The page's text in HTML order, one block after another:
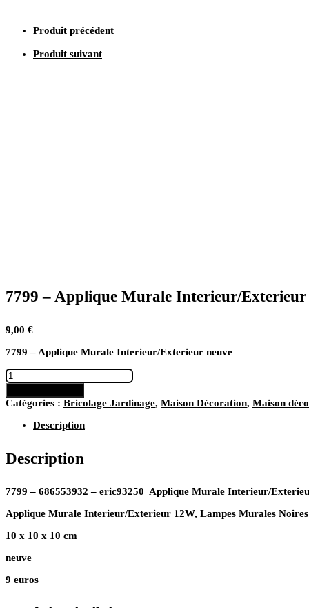
Produit précédent
Produit suivant
7799 – Applique Murale Interieur/Exterieur
9,00 €
7799 – Applique Murale Interieur/Exterieur neuve
quantité
de
7799
–
Applique
Murale
neuve
Catégories : Bricolage Jardinage, Maison Décoration, Maison
Description
Description
7799 – 686553932 – eric93250 Applique Murale Interieur/
Applique Murale Interieur/Exterieur 12W, Lampes Murales
10 x 10 x 10 cm
neuve
9 euros